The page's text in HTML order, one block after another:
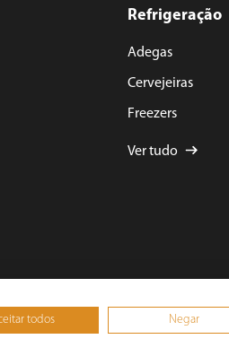
Refrigeração
Adegas
Cervejeiras
Freezers
Ver tudo
todos Negar